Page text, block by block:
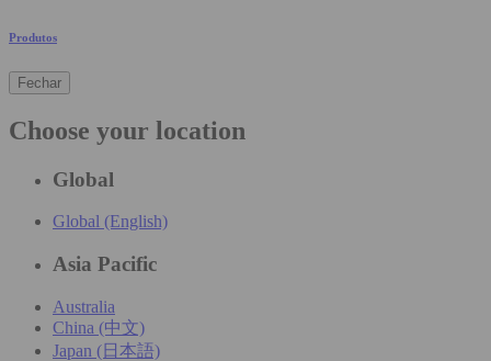
Produtos
Fechar
Choose your location
Global
Global (English)
Asia Pacific
Australia
China (中文)
Japan (日本語)